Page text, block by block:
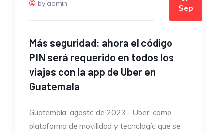
by admin
Sep
Más seguridad: ahora el código
PIN será requerido en todos los
viajes con la app de Uber en
Guatemala
Guatemala, agosto de 2023.- Uber, como
plataforma de movilidad y tecnología que se